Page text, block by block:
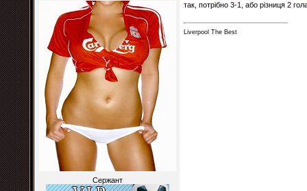
Сержант
так, потрібно 3-1, або різниця 2
Liverpool The Best